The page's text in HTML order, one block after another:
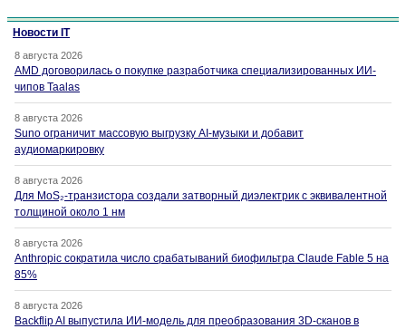
Новости IT
8 августа 2026
AMD договорилась о покупке разработчика специализированных ИИ-
чипов Taalas
8 августа 2026
Suno ограничит массовую выгрузку AI-музыки и добавит
аудиомаркировку
8 августа 2026
Для MoS₂-транзистора создали затворный диэлектрик с эквивалентной
толщиной около 1 нм
8 августа 2026
Anthropic сократила число срабатываний биофильтра Claude Fable 5 на
85%
8 августа 2026
Backflip AI выпустила ИИ-модель для преобразования 3D-сканов в